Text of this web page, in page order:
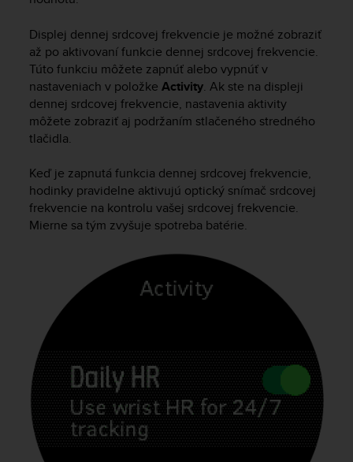
Displej dennej srdcovej frekvencie je možné zobraziť
až po aktivovaní funkcie dennej srdcovej frekvencie.
Túto funkciu môžete zapnúť alebo vypnúť v
nastaveniach v položke Activity. Ak ste na displeji
dennej srdcovej frekvencie, nastavenia aktivity
môžete zobraziť aj podržaním stlačeného stredného
tlačidla.
Keď je zapnutá funkcia dennej srdcovej frekvencie,
hodinky pravidelne aktivujú optický snímač srdcovej
frekvencie na kontrolu vašej srdcovej frekvencie.
Mierne sa tým zvyšuje spotreba batérie.